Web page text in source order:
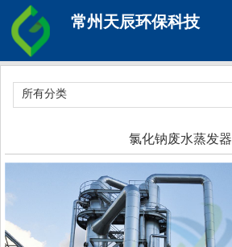
常州天辰环保科技
所有分类
氯化钠废水蒸发器